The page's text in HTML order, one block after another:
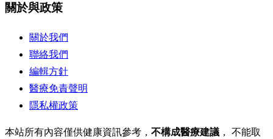
關於與政策
關於我們
聯絡我們
編輯方針
醫療免責聲明
隱私權政策
本站所有內容僅供健康資訊參考， 不構成醫療建議 ， 不能取